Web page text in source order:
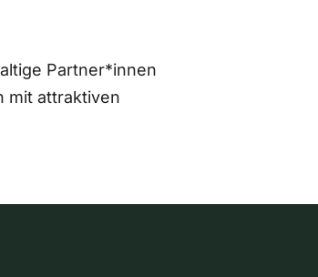
Partner*innen
mit attraktiven